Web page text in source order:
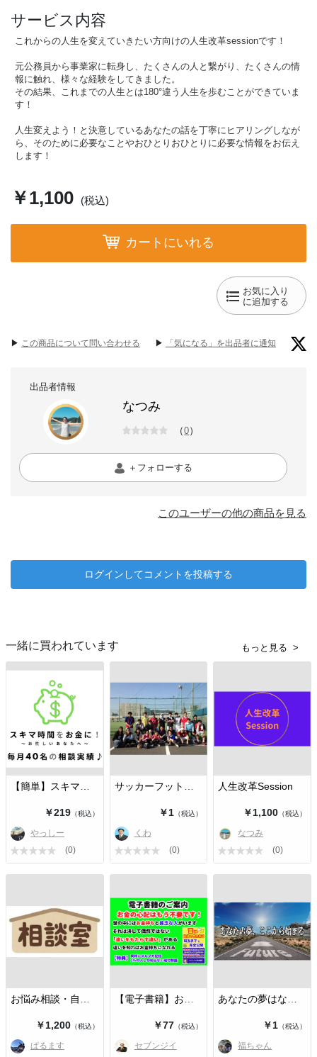
サービス内容
これからの人生を変えていきたい方向けの人生改革sessionです！
元公務員から事業家に転身し、たくさんの人と繋がり、たくさんの情
報に触れ、様々な経験をしてきました。
その結果、これまでの人生とは180°違う人生を歩むことができていま
す！
人生変えよう！と決意しているあなたの話を丁寧にヒアリングしなが
ら、そのために必要なことやおひとりおひとりに必要な情報をお伝え
します！
￥1,100 (税込)
カートにいれる
お気に入り
に追加する
▶︎ この商品について問い合わせる ▶︎ 「気になる」を出品者に通知
出品者情報
なつみ
（0）
＋フォローする
このユーザーの他の商品を見る
ログインしてコメントを投稿する
一緒に買われています もっと見る
￥219（税込）
やっしー
(0)
￥1 （税込）
くわ
(0)
人生改革Session
￥1,100（税込）
なつみ
(0)
￥1,200（税込）
ぱるます
￥77 （税込）
セブンジイ
￥1（税込）
福ちゃん